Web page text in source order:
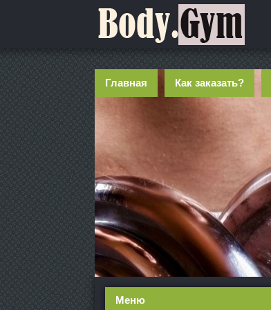
Главная Как заказать?
Меню